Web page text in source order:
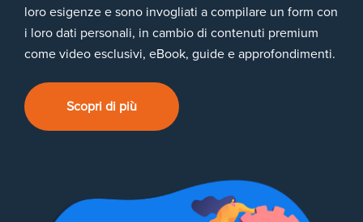
loro esigenze e sono invogliati a compilare un form con
i loro dati personali, in cambio di contenuti premium
come video esclusivi, eBook, guide e approfondimenti.
Scopri di più